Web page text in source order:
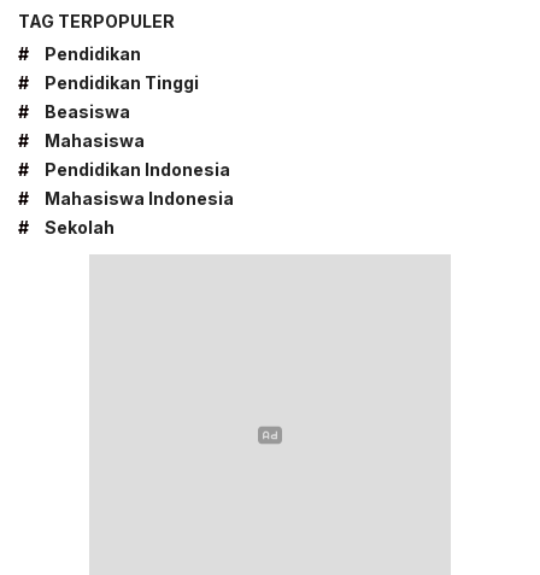
TAG TERPOPULER
#
Pendidikan
#
Pendidikan Tinggi
#
Beasiswa
#
Mahasiswa
#
Pendidikan Indonesia
#
Mahasiswa Indonesia
#
Sekolah